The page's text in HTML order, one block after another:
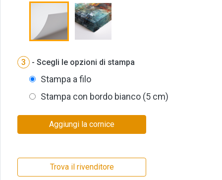
3 - Scegli le opzioni di stampa
Stampa a filo
Stampa con bordo bianco (5 cm)
Aggiungi la cornice
Trova il rivenditore